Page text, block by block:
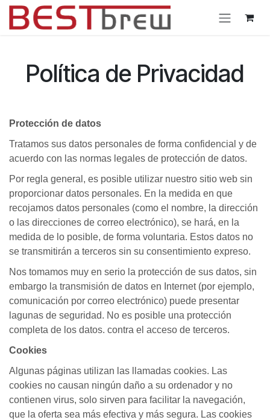
Ir al contenido
Política de Privacidad
Protección de datos
Tratamos sus datos personales de forma confidencial y de
acuerdo con las normas legales de protección de datos.
Por regla general, es posible utilizar nuestro sitio web sin
proporcionar datos personales. En la medida en que
recojamos datos personales (como el nombre, la dirección
o las direcciones de correo electrónico), se hará, en la
medida de lo posible, de forma voluntaria. Estos datos no
se transmitirán a terceros sin su consentimiento expreso.
Nos tomamos muy en serio la protección de sus datos, sin
embargo la transmisión de datos en Internet (por ejemplo,
comunicación por correo electrónico) puede presentar
lagunas de seguridad. No es posible una protección
completa de los datos. contra el acceso de terceros.
Cookies
Algunas páginas utilizan las llamadas cookies. Las
cookies no causan ningún daño a su ordenador y no
contienen virus, solo sirven para facilitar la navegación,
que la oferta sea más efectiva y más segura. Las cookies